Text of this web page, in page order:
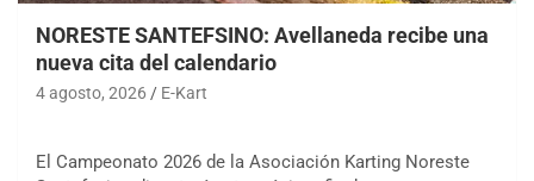
NORESTE SANTEFSINO: Avellaneda recibe una
nueva cita del calendario
4 agosto, 2026 E-Kart
El Campeonato 2026 de la Asociación Karting Noreste